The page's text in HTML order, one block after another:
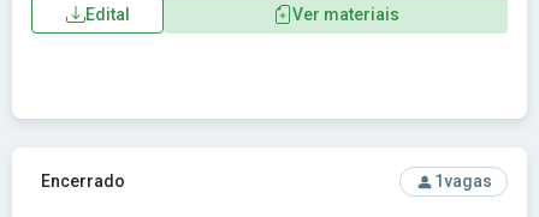
Edital Ver materiais
Ver concurso: Câmara de Barrinha-SP - Câmara Municipal
Encerrado 1vagas